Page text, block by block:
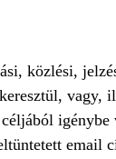
közlési,
vagy,
email